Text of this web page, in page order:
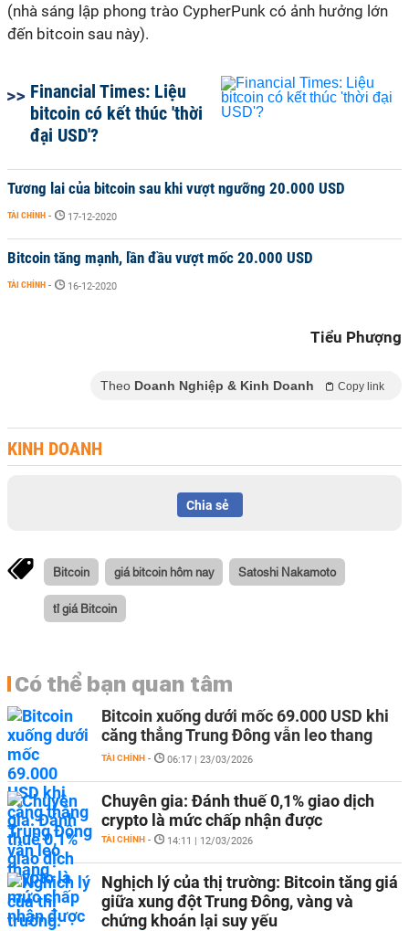
(nhà sáng lập phong trào CypherPunk có ảnh hưởng lớn
đến bitcoin sau này).
Financial Times: Liệu
bitcoin có kết thúc 'thời
đại USD'?
Tương lai của bitcoin sau khi vượt ngưỡng 20.000 USD
TÀI CHÍNH - 17-12-2020
Bitcoin tăng mạnh, lần đầu vượt mốc 20.000 USD
TÀI CHÍNH - 16-12-2020
Tiểu Phượng
Theo Doanh Nghiệp & Kinh Doanh Copy link
KINH DOANH
Chia sẻ
Bitcoin giá bitcoin hôm nay Satoshi Nakamoto
tỉ giá Bitcoin
Có thể bạn quan tâm
Bitcoin xuống dưới mốc 69.000 USD khi
căng thẳng Trung Đông vẫn leo thang
TÀI CHÍNH - 06:17 | 23/03/2026
Chuyên gia: Đánh thuế 0,1% giao dịch
crypto là mức chấp nhận được
TÀI CHÍNH - 14:11 | 12/03/2026
Nghịch lý của thị trường: Bitcoin tăng giá
giữa xung đột Trung Đông, vàng và
chứng khoán lại suy yếu